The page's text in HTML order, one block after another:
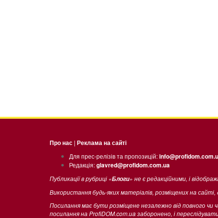
Про нас | Реклама на сайті
Для прес-релізів та пропозицій:
Редакція:glavred@profidom.com.ua
Публикації в рубриці «Блоги» не є редакційними, і
Використання будь-яких матеріалів, розміщених на
Посилання має бути розміщене незалежно від повного чи
посилання на ProfiDOM.com.ua заборонено, і